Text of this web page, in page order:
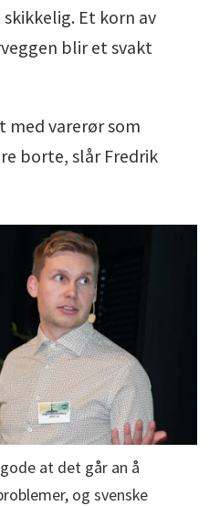
Et korn av
blir et svakt
med varerør som
borte, slår Fredrik
at det går an å
og svenske